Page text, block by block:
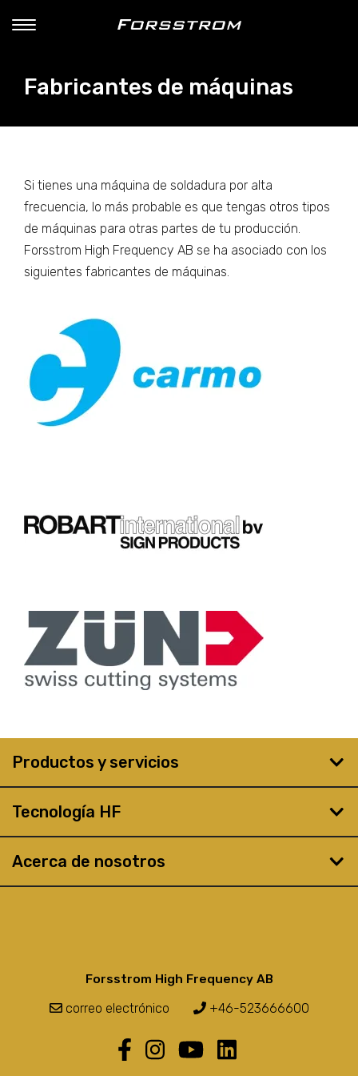
Fabricantes de máquinas
Si tienes una máquina de soldadura por alta
frecuencia, lo más probable es que tengas otros tipos
de máquinas para otras partes de tu producción.
Forsstrom High Frequency AB se ha asociado con los
siguientes fabricantes de máquinas.
Productos y servicios
Tecnología HF
Acerca de nosotros
Forsstrom High Frequency AB
correo electrónico +46-523666600